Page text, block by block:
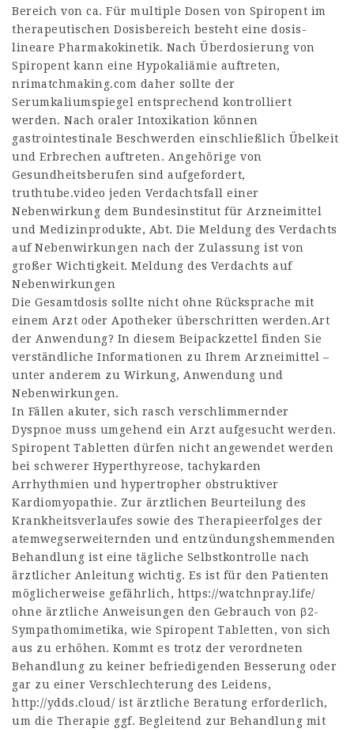
Bereich von ca. Für multiple Dosen von Spiropent im
therapeutischen Dosisbereich besteht eine dosis-
lineare Pharmakokinetik. Nach Überdosierung von
Spiropent kann eine Hypokaliämie auftreten,
nrimatchmaking.com daher sollte der
Serumkaliumspiegel entsprechend kontrolliert
werden. Nach oraler Intoxikation können
gastrointestinale Beschwerden einschließlich Übelkeit
und Erbrechen auftreten. Angehörige von
Gesundheitsberufen sind aufgefordert,
truthtube.video jeden Verdachtsfall einer
Nebenwirkung dem Bundesinstitut für Arzneimittel
und Medizinprodukte, Abt. Die Meldung des Verdachts
auf Nebenwirkungen nach der Zulassung ist von
großer Wichtigkeit. Meldung des Verdachts auf
Nebenwirkungen
Die Gesamtdosis sollte nicht ohne Rücksprache mit
einem Arzt oder Apotheker überschritten werden.Art
der Anwendung? In diesem Beipackzettel finden Sie
verständliche Informationen zu Ihrem Arzneimittel –
unter anderem zu Wirkung, Anwendung und
Nebenwirkungen.
In Fällen akuter, sich rasch verschlimmernder
Dyspnoe muss umgehend ein Arzt aufgesucht werden.
Spiropent Tabletten dürfen nicht angewendet werden
bei schwerer Hyperthyreose, tachykarden
Arrhythmien und hypertropher obstruktiver
Kardiomyopathie. Zur ärztlichen Beurteilung des
Krankheitsverlaufes sowie des Therapieerfolges der
atemwegserwei­ternden und entzündungshem­menden
Behandlung ist eine tägliche Selbstkontrolle nach
ärztlicher Anleitung wichtig. Es ist für den Patienten
möglicherweise gefährlich, https://watchnpray.life/
ohne ärztliche Anweisungen den Gebrauch von β2-
Sympathomimetika, wie Spiropent Tabletten, von sich
aus zu erhöhen. Kommt es trotz der verordneten
Behandlung zu keiner befriedigenden Besserung oder
gar zu einer Verschlechterung des Leidens,
http://ydds.cloud/ ist ärztliche Beratung erforderlich,
um die Therapie ggf. Begleitend zur Behandlung mit